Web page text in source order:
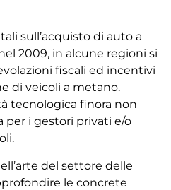
sull’acquisto di auto a
2009, in alcune regioni si
fiscali ed incentivi
di veicoli a metano.
tecnologica finora non
i gestori privati e/o
del settore delle
le concrete